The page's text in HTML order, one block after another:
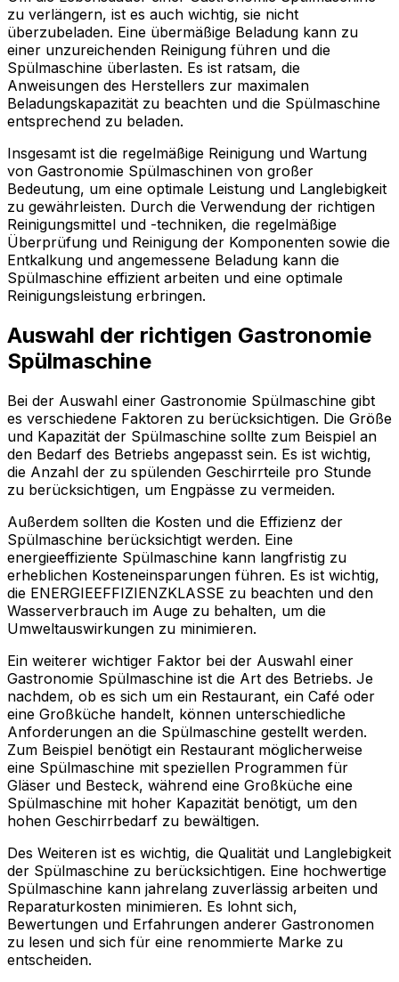
zu verlängern, ist es auch wichtig, sie nicht
überzubeladen. Eine übermäßige Beladung kann zu
einer unzureichenden Reinigung führen und die
Spülmaschine überlasten. Es ist ratsam, die
Anweisungen des Herstellers zur maximalen
Beladungskapazität zu beachten und die Spülmaschine
entsprechend zu beladen.
Insgesamt ist die regelmäßige Reinigung und Wartung
von Gastronomie Spülmaschinen von großer
Bedeutung, um eine optimale Leistung und Langlebigkeit
zu gewährleisten. Durch die Verwendung der richtigen
Reinigungsmittel und -techniken, die regelmäßige
Überprüfung und Reinigung der Komponenten sowie die
Entkalkung und angemessene Beladung kann die
Spülmaschine effizient arbeiten und eine optimale
Reinigungsleistung erbringen.
Auswahl der richtigen Gastronomie
Spülmaschine
Bei der Auswahl einer Gastronomie Spülmaschine gibt
es verschiedene Faktoren zu berücksichtigen. Die Größe
und Kapazität der Spülmaschine sollte zum Beispiel an
den Bedarf des Betriebs angepasst sein. Es ist wichtig,
die Anzahl der zu spülenden Geschirrteile pro Stunde
zu berücksichtigen, um Engpässe zu vermeiden.
Außerdem sollten die Kosten und die Effizienz der
Spülmaschine berücksichtigt werden. Eine
energieeffiziente Spülmaschine kann langfristig zu
erheblichen Kosteneinsparungen führen. Es ist wichtig,
die ENERGIEEFFIZIENZKLASSE zu beachten und den
Wasserverbrauch im Auge zu behalten, um die
Umweltauswirkungen zu minimieren.
Ein weiterer wichtiger Faktor bei der Auswahl einer
Gastronomie Spülmaschine ist die Art des Betriebs. Je
nachdem, ob es sich um ein Restaurant, ein Café oder
eine Großküche handelt, können unterschiedliche
Anforderungen an die Spülmaschine gestellt werden.
Zum Beispiel benötigt ein Restaurant möglicherweise
eine Spülmaschine mit speziellen Programmen für
Gläser und Besteck, während eine Großküche eine
Spülmaschine mit hoher Kapazität benötigt, um den
hohen Geschirrbedarf zu bewältigen.
Des Weiteren ist es wichtig, die Qualität und Langlebigkeit
der Spülmaschine zu berücksichtigen. Eine hochwertige
Spülmaschine kann jahrelang zuverlässig arbeiten und
Reparaturkosten minimieren. Es lohnt sich,
Bewertungen und Erfahrungen anderer Gastronomen
zu lesen und sich für eine renommierte Marke zu
entscheiden.